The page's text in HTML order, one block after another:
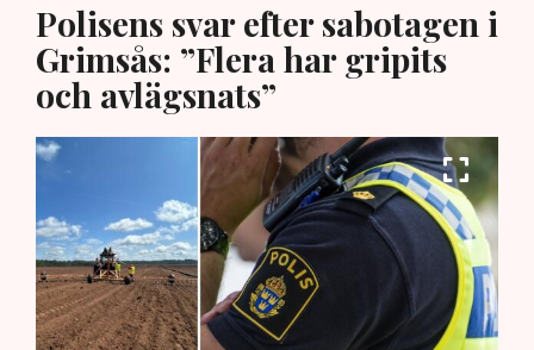
Polisens svar efter sabotagen i
Grimsås: ”Flera har gripits
och avlägsnats”